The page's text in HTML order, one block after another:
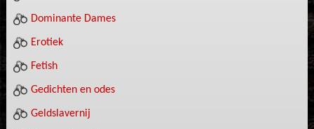
Dominante Dames
Erotiek
Fetish
Gedichten en odes
Geldslavernij